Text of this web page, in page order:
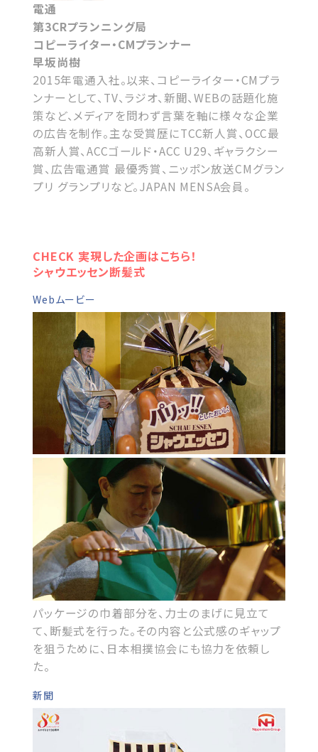
電通
第3CRプランニング局
コピーライター・CMプランナー
早坂尚樹
2015年電通入社。以来、コピーライター・CMプラ
ンナーとして、TV、ラジオ、新聞、WEBの話題化施
策など、メディアを問わず言葉を軸に様々な企業
の広告を制作。主な受賞歴にTCC新人賞、OCC最
高新人賞、ACCゴールド・ACC U29、ギャラクシー
賞、広告電通賞 最優秀賞、ニッポン放送CMグラン
プリ グランプリなど。JAPAN MENSA会員。
CHECK 実現した企画はこちら！
シャウエッセン断髪式
Webムービー
パッケージの巾着部分を、力士のまげに見立て
て、断髪式を行った。その内容と公式感のギャップ
を狙うために、日本相撲協会にも協力を依頼し
た。
新聞